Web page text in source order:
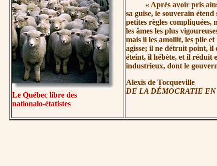
Le Québec libre des
nationalo-étatistes
« Après avoir pris
sa guise, le souverain
petites règles compliquées,
les âmes les plus
mais il les amollit, les plie
agisse; il ne détruit point, il
éteint, il hébète, et il réduit
industrieux, dont le
Alexis de Tocqueville
DE LA DÉMOCRATIE